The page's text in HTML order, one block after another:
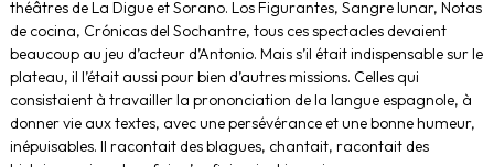
théâtres de La Digue et Sorano. Los Figurantes, Sangre lunar, Notas
de cocina, Crónicas del Sochantre, tous ces spectacles devaient
beaucoup au jeu d’acteur d’Antonio. Mais s’il était indispensable sur le
plateau, il l’était aussi pour bien d’autres missions. Celles qui
consistaient à travailler la prononciation de la langue espagnole, à
donner vie aux textes, avec une persévérance et une bonne humeur,
inépuisables. Il racontait des blagues, chantait, racontait des